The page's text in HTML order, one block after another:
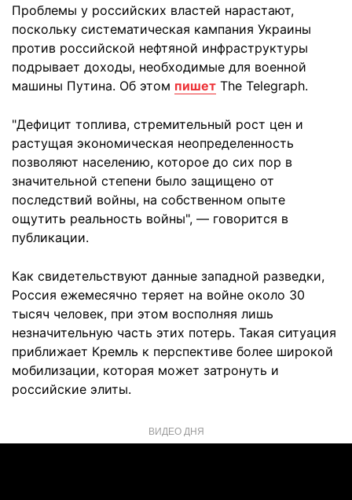
Проблемы у российских властей нарастают,
поскольку систематическая кампания Украины
против российской нефтяной инфраструктуры
подрывает доходы, необходимые для военной
машины Путина. Об этом пишет The Telegraph.
"Дефицит топлива, стремительный рост цен и
растущая экономическая неопределенность
позволяют населению, которое до сих пор в
значительной степени было защищено от
последствий войны, на собственном опыте
ощутить реальность войны", — говорится в
публикации.
Как свидетельствуют данные западной разведки,
Россия ежемесячно теряет на войне около 30
тысяч человек, при этом восполняя лишь
незначительную часть этих потерь. Такая ситуация
приближает Кремль к перспективе более широкой
мобилизации, которая может затронуть и
российские элиты.
ВИДЕО ДНЯ